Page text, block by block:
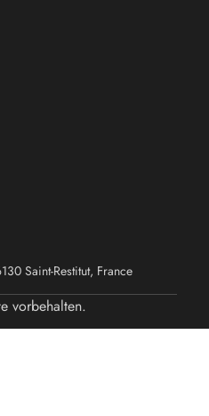
Saint-Restitut, France
vorbehalten.